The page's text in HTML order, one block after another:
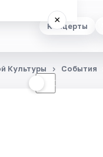
Концерты
×
☾
Культуры События